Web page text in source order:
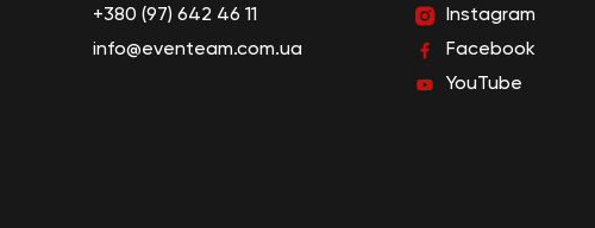
+380 (97) 642 46 11
info@eventeam.com.ua
Instagram
Facebook
YouTube